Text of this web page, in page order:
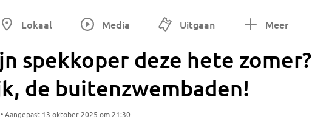
Lokaal Media Uitgaan Meer
spekkoper deze hete zomer?
de buitenzwembaden!
Aangepast 13 oktober 2025 om 21:30